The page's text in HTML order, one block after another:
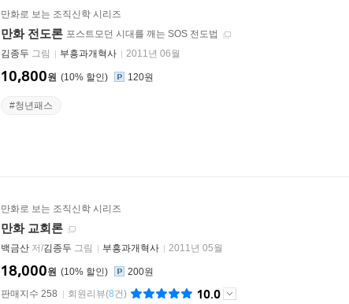
만화로 보는 조직신학 시리즈
만화 전도론 포스트모던 시대를 깨는 SOS 전도법
김종두 그림 부흥과개혁사 2011년 06월
10%
10,800원 120원
#청년패스
만화로 보는 조직신학 시리즈
만화 교회론
백금산 저/김종두 그림 부흥과개혁사 2011년 05월
10%
18,000원
200원
판매지수 258
회원리뷰(8건) 10.0